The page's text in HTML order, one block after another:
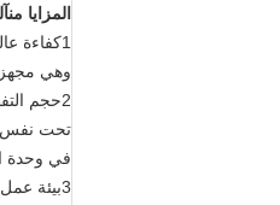
المزايا من
1كفاءة عالية في الفحص
وهي
2حجم التفصيل الكبير، سهلة للكبر
تحت نفس
في وحدة
3بيئة عمل جيدة